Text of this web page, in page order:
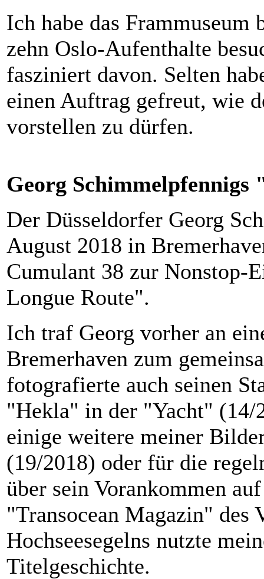
Ich habe das Frammuseum
zehn Oslo-Aufenthalte
fasziniert davon. Selten
einen Auftrag gefreut, wie
vorstellen zu dürfen.
Georg
Der Düsseldorfer Georg
August 2018 in
Cumulant 38 zur Nonstop-
Longue Route".
Ich traf Georg vorher an
Bremerhaven zum
fotografierte auch seinen
"Hekla" in der "Yacht" (14/
einige weitere meiner
(19/2018) oder für die
über sein Vorankommen
"Transocean Magazin" des
Hochseesegelns nutzte
Titelgeschichte.